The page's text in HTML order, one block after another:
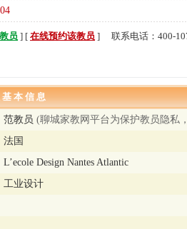
员 ] [ 在线预约该教员 ] 联系电话：400-
本 信 息
教员 (聊城家教网平台为保护教员隐私
国
Design Nantes Atlantic
业设计